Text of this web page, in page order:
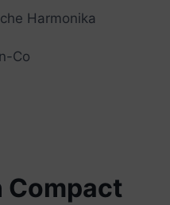
Harmonika
Co
Compact